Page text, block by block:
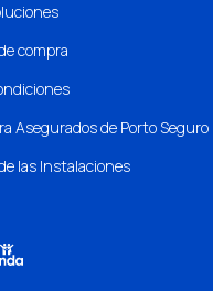
compra
Asegurados de Porto Seguro
las Instalaciones